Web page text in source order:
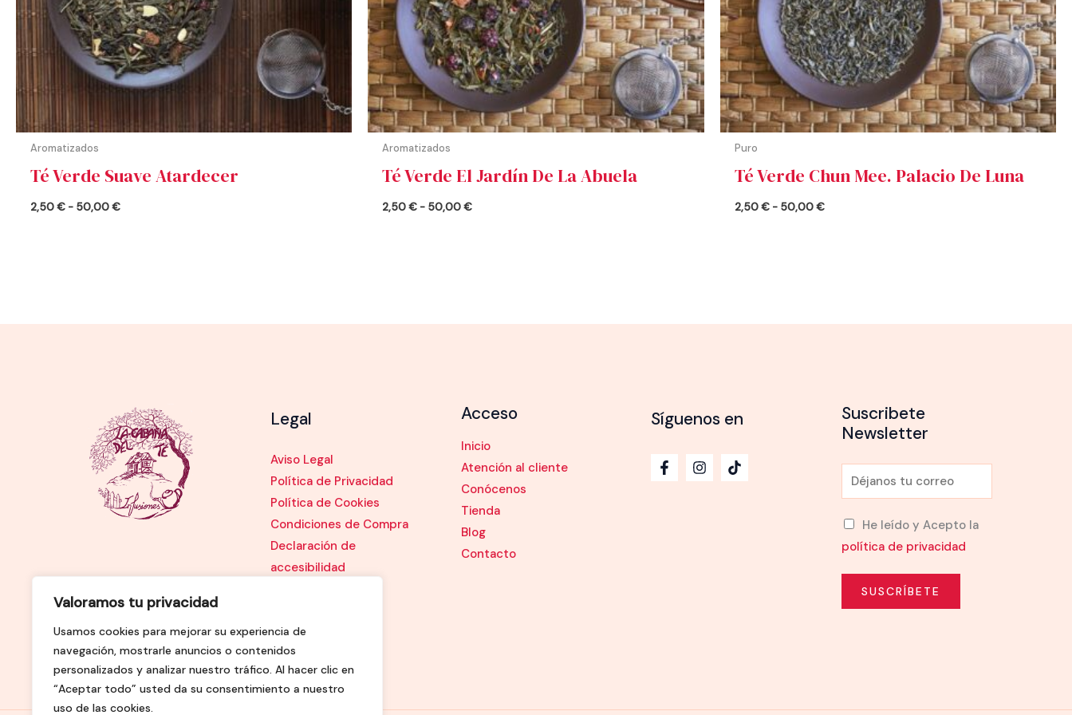
Valoramos tu privacidad
Usamos cookies para mejorar su experiencia de
navegación, mostrarle anuncios o contenidos
personalizados y analizar nuestro tráfico. Al hacer clic en
“Aceptar todo” usted da su consentimiento a nuestro
uso de las cookies.
Aromatizados
Té Verde Suave Atardecer
2,50€ - 50,00€
Aromatizados
Té Verde El Jardín De La Abuela
2,50€ - 50,00€
Puro
Té Verde Chun Mee. Palacio De Luna
2,50€ - 50,00€
Legal
Aviso Legal
Política de Privacidad
Política de Cookies
Condiciones de Compra
Declaración de
accesibilidad
Acceso
Inicio
Atención al cliente
Conócenos
Tienda
Blog
Contacto
Síguenos en
Suscribete
Newsletter
m
a
He leído y Acepto la
política de privacidad
SUSCRÍBETE